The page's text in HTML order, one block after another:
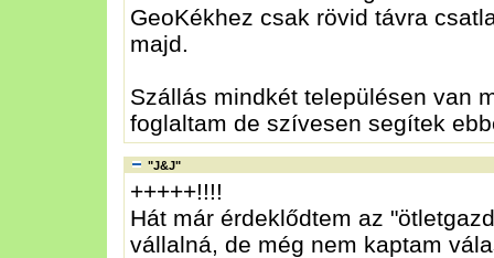
GeoKékhez csak rövid távra
majd.
Szállás mindkét településen van
foglaltam de szívesen segítek
"J&J"
+++++!!!!
Hát már érdeklődtem az
vállalná, de még nem kaptam